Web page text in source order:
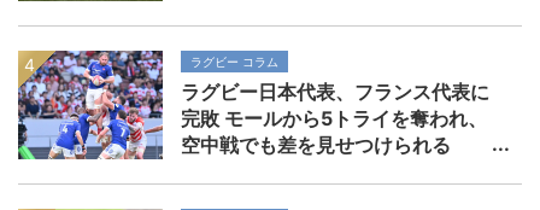
ラグビー コラム
ラグビー日本代表、フランス代表に
完敗 モールから5トライを奪われ、
空中戦でも差を見せつけられる